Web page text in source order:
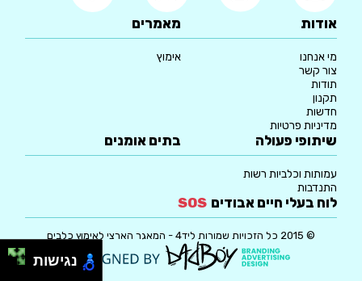
אודות
מי אנחנו
צור קשר
תודות
תקנון
חדשות
מדיניות פרטיות
מאמרים
אימוץ
שיתופי פעולה
עמותות וכלביות רשות
התנדבות
בתים אומנים
לוח בעלי חיים אבודים SOS
© 2015 כל הזכויות שמורות ליד4 - המאגר הארצי לאימוץ כלבים
נגישות